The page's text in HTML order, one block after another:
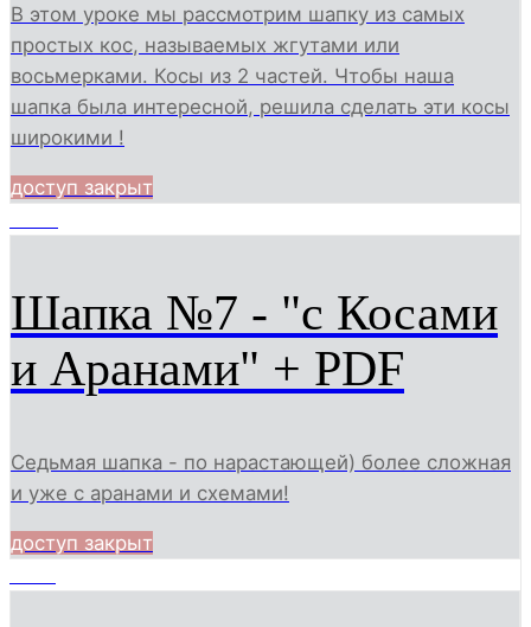
В этом уроке мы рассмотрим шапку из самых
простых кос, называемых жгутами или
восьмерками. Косы из 2 частей. Чтобы наша
шапка была интересной, решила сделать эти косы
широкими !
доступ закрыт
Шапка №7 - "с Косами
и Аранами" + PDF
Седьмая шапка - по нарастающей) более сложная
и уже с аранами и схемами!
доступ закрыт